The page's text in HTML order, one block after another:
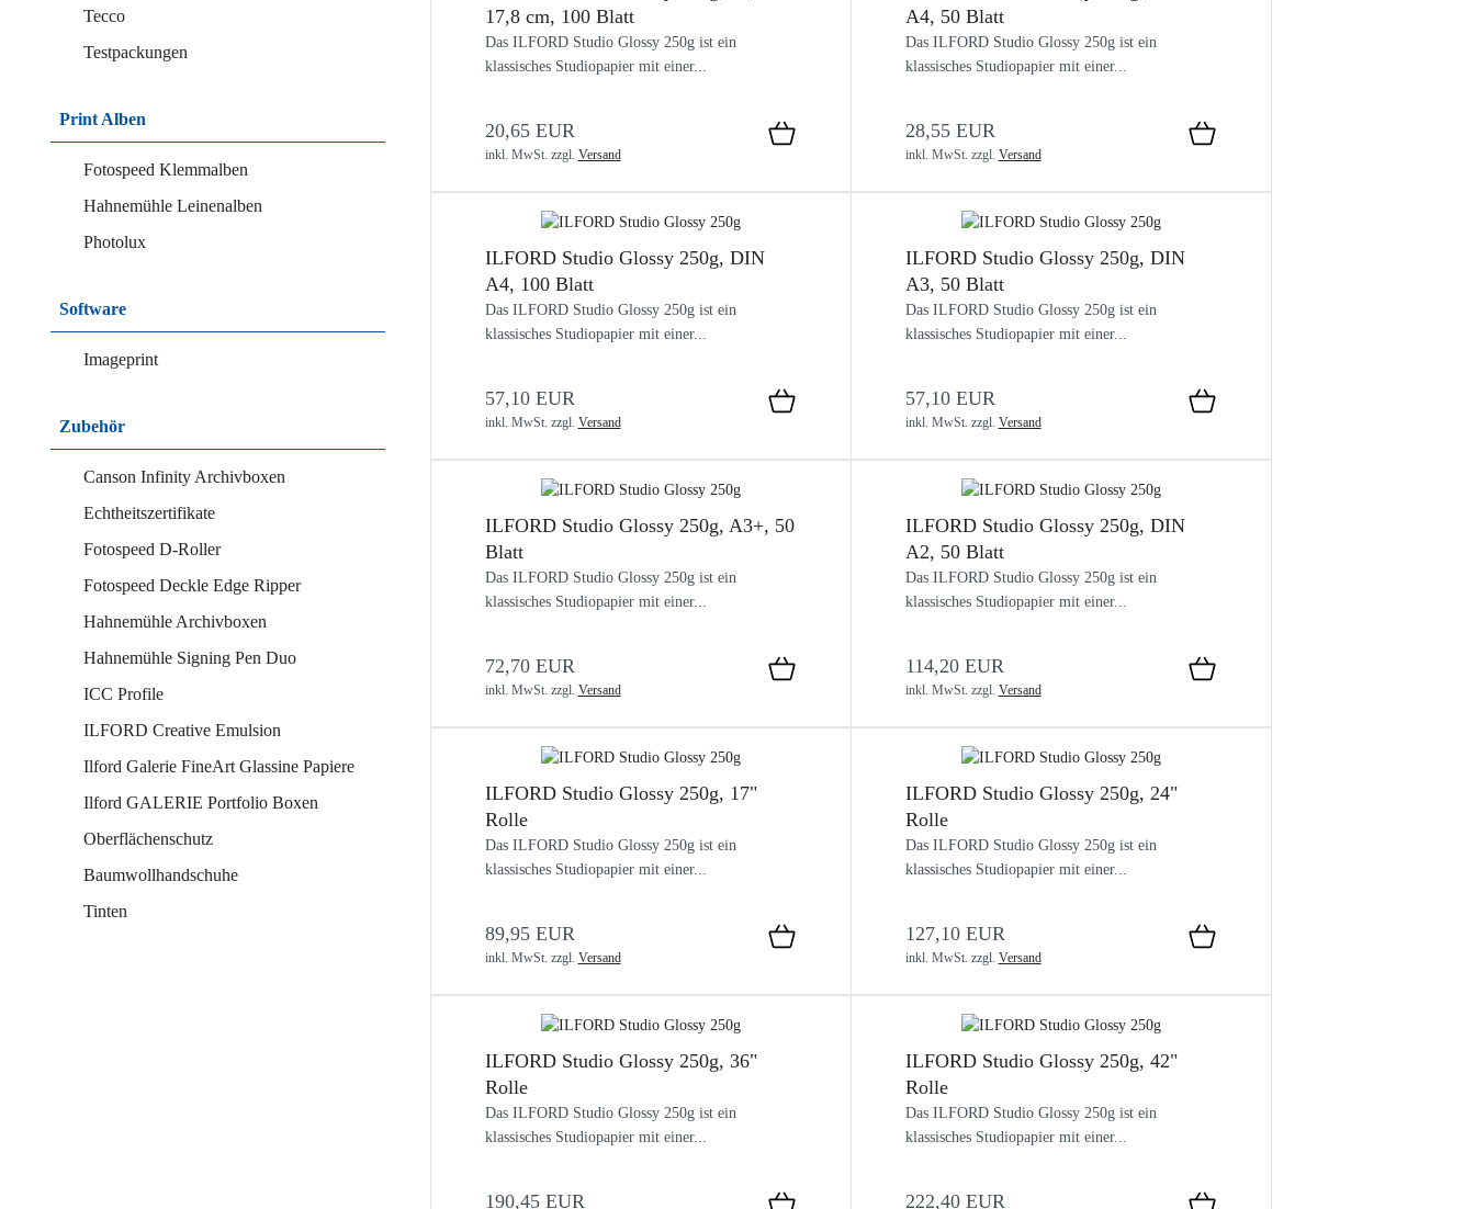
Tecco
Testpackungen
Print Alben
Fotospeed Klemmalben
Hahnemühle Leinenalben
Photolux
Software
Imageprint
Zubehör
Canson Infinity Archivboxen
Echtheitszertifikate
Fotospeed D-Roller
Fotospeed Deckle Edge Ripper
Hahnemühle Archivboxen
Hahnemühle Signing Pen Duo
ICC Profile
ILFORD Creative Emulsion
Ilford Galerie FineArt Glassine Papiere
Ilford GALERIE Portfolio Boxen
Oberflächenschutz
Baumwollhandschuhe
Tinten
17,8 cm, 100 Blatt
Das ILFORD Studio Glossy 250g ist ein
klassisches Studiopapier mit einer...
20,65 EUR
inkl. MwSt. zzgl. Versand
A4, 50 Blatt
Das ILFORD Studio Glossy 250g ist ein
klassisches Studiopapier mit einer...
28,55 EUR
inkl. MwSt. zzgl. Versand
ILFORD Studio Glossy 250g, DIN
A4, 100 Blatt
Das ILFORD Studio Glossy 250g ist ein
klassisches Studiopapier mit einer...
57,10 EUR
inkl. MwSt. zzgl. Versand
ILFORD Studio Glossy 250g, DIN
A3, 50 Blatt
Das ILFORD Studio Glossy 250g ist ein
klassisches Studiopapier mit einer...
57,10 EUR
inkl. MwSt. zzgl. Versand
ILFORD Studio Glossy 250g, A3+, 50
Blatt
Das ILFORD Studio Glossy 250g ist ein
klassisches Studiopapier mit einer...
72,70 EUR
inkl. MwSt. zzgl. Versand
ILFORD Studio Glossy 250g, DIN
A2, 50 Blatt
Das ILFORD Studio Glossy 250g ist ein
klassisches Studiopapier mit einer...
114,20 EUR
inkl. MwSt. zzgl. Versand
ILFORD Studio Glossy 250g, 17"
Rolle
Das ILFORD Studio Glossy 250g ist ein
klassisches Studiopapier mit einer...
89,95 EUR
inkl. MwSt. zzgl. Versand
ILFORD Studio Glossy 250g, 24"
Rolle
Das ILFORD Studio Glossy 250g ist ein
klassisches Studiopapier mit einer...
127,10 EUR
inkl. MwSt. zzgl. Versand
ILFORD Studio Glossy 250g, 36"
Rolle
Das ILFORD Studio Glossy 250g ist ein
klassisches Studiopapier mit einer...
190,45 EUR
ILFORD Studio Glossy 250g, 42"
Rolle
Das ILFORD Studio Glossy 250g ist ein
klassisches Studiopapier mit einer...
222,40 EUR